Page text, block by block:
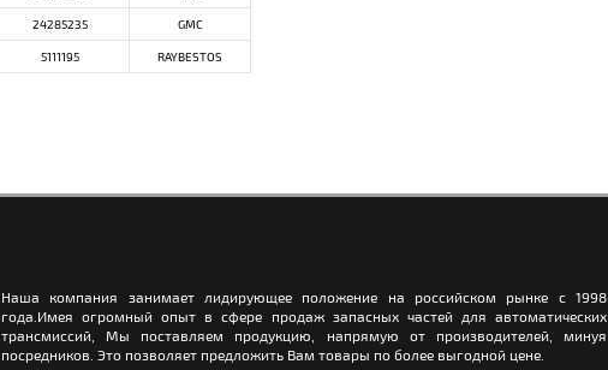
24285235 GMC
5111195 RAYBESTOS
Наша компания занимает лидирующее положение на российском рынке с 1998
года.Имея огромный опыт в сфере продаж запасных частей для автоматических
трансмиссий, Мы поставляем продукцию, напрямую от производителей, минуя
посредников. Это позволяет предложить Вам товары по более выгодной цене.